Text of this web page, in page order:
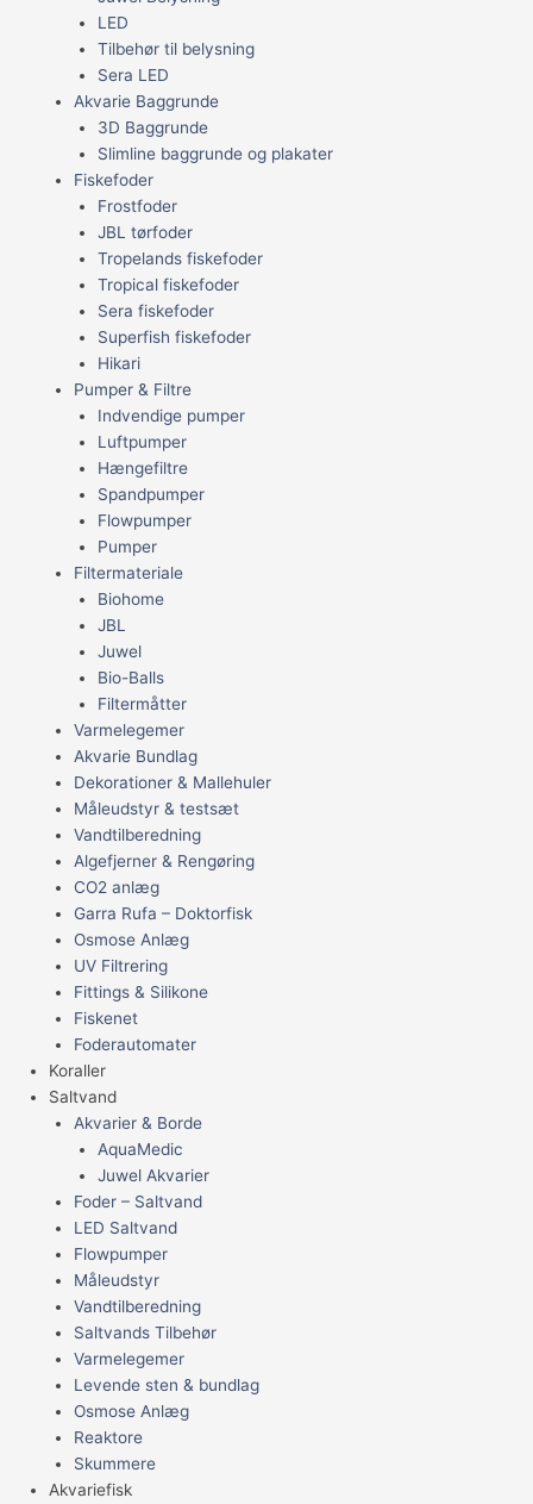
LED
Tilbehør til belysning
Sera LED
Akvarie Baggrunde
3D Baggrunde
Slimline baggrunde og plakater
Fiskefoder
Frostfoder
JBL tørfoder
Tropelands fiskefoder
Tropical fiskefoder
Sera fiskefoder
Superfish fiskefoder
Hikari
Pumper & Filtre
Indvendige pumper
Luftpumper
Hængefiltre
Spandpumper
Flowpumper
Pumper
Filtermateriale
Biohome
JBL
Juwel
Bio-Balls
Filtermåtter
Varmelegemer
Akvarie Bundlag
Dekorationer & Mallehuler
Måleudstyr & testsæt
Vandtilberedning
Algefjerner & Rengøring
CO2 anlæg
Garra Rufa – Doktorfisk
Osmose Anlæg
UV Filtrering
Fittings & Silikone
Fiskenet
Foderautomater
Koraller
Saltvand
Akvarier & Borde
AquaMedic
Juwel Akvarier
Foder – Saltvand
LED Saltvand
Flowpumper
Måleudstyr
Vandtilberedning
Saltvands Tilbehør
Varmelegemer
Levende sten & bundlag
Osmose Anlæg
Reaktore
Skummere
Akvariefisk